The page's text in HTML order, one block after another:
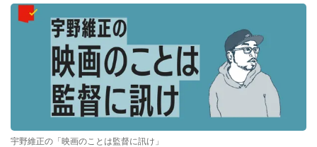
宇野維正の「映画のことは監督に訊け」